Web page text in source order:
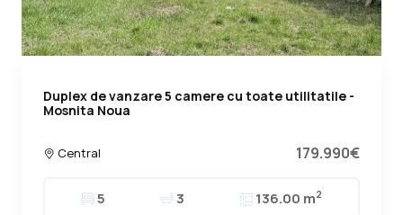
Duplex de vanzare 5 camere cu toate utilitatile -
Mosnita Noua
Central 179.990€
5 3 136.00 m2